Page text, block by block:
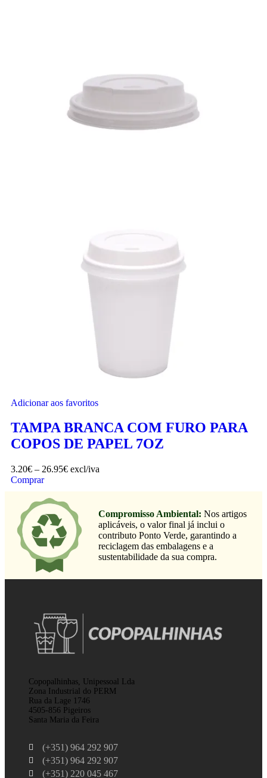
Adicionar aos favoritos
TAMPA BRANCA COM FURO PARA
COPOS DE PAPEL 7OZ
3.20€ – 26.95€ excl/iva
Comprar
Compromisso Ambiental: Nos artigos
aplicáveis, o valor final já inclui o
contributo Ponto Verde, garantindo a
reciclagem das embalagens e a
sustentabilidade da sua compra.
Copopalhinhas, Unipessoal Lda
Zona Industrial do PERM
Rua da Lage 1746
4505-856 Pigeiros
Santa Maria da Feira
(+351) 964 292 907
(+351) 964 292 907
(+351) 220 045 467